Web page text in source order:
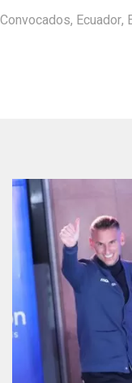
Convocados, Ecuador,